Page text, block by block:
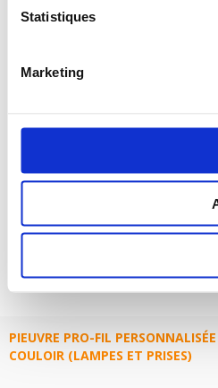
Statistiques
Marketing
PIEUVRE PRO-FIL
COULOIR (LAMPES ET PRISES)